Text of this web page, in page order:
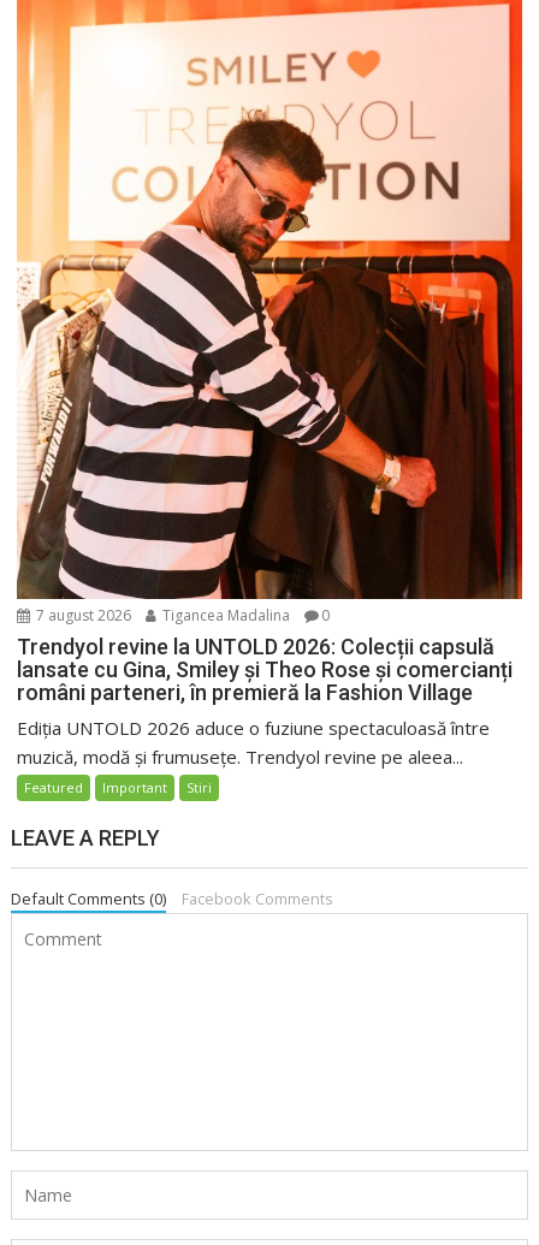
7 august 2026 Tigancea Madalina 0
Trendyol revine la UNTOLD 2026: Colecții capsulă
lansate cu Gina, Smiley și Theo Rose și comercianți
români parteneri, în premieră la Fashion Village
Ediția UNTOLD 2026 aduce o fuziune spectaculoasă între
muzică, modă și frumusețe. Trendyol revine pe aleea...
Featured Important Stiri
LEAVE A REPLY
Default Comments (0) Facebook Comments